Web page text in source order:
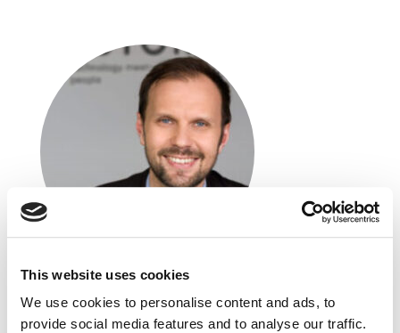
This website uses cookies
We use cookies to personalise content and ads, to
provide social media features and to analyse our traffic.
Jarosław Gracel
ASTOR